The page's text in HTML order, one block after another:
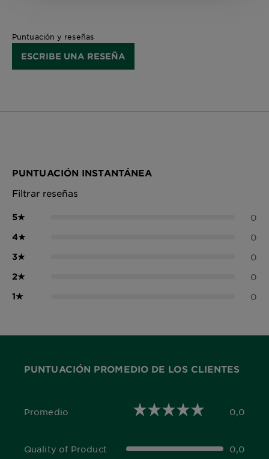
Puntuación y reseñas
ESCRIBE UNA RESEÑA
PUNTUACIÓN INSTANTÁNEA
Filtrar reseñas
5★ 0
4★ 0
3★ 0
2★ 0
1★ 0
PUNTUACIÓN PROMEDIO DE LOS CLIENTES
Promedio
0,0 out of 5 stars 0,0
Quality of Product
0,0 out of 5 stars 0,0